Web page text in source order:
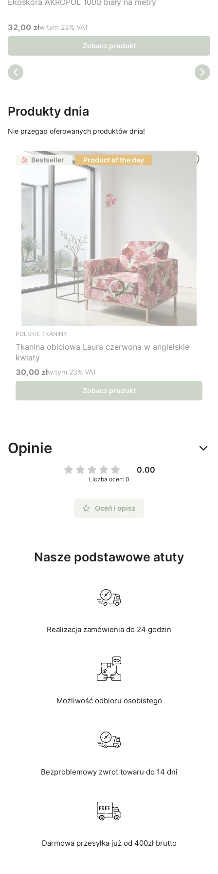
Cena brutto
32,00 złw tym %s VAT
w tym 23% VAT
Zobacz produkt
Produkty dnia
Nie przegap oferowanych produktów dnia!
Bestseller Product of the day
POLSKIE TKANINY
Tkanina obiciowa Laura czerwona w angielskie
kwiaty
Cena brutto
30,00 złw tym %s VAT
w tym 23% VAT
Zobacz produkt
Opinie
0.00
Liczba ocen: 0
Oceń i opisz
Nasze podstawowe atuty
Realizacja zamówienia do 24 godzin
Możliwość odbioru osobistego
Bezproblemowy zwrot towaru do 14 dni
Darmowa przesyłka już od 400zł brutto